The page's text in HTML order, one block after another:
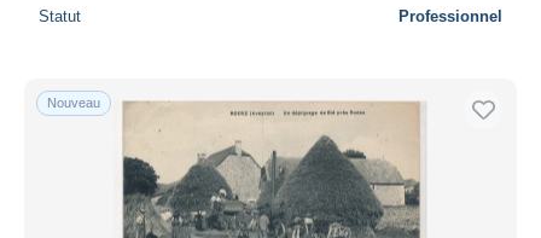
Statut Professionnel
Nouveau